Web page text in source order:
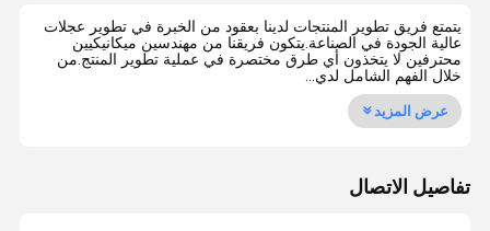
يتمتع فريق تطوير المنتجات لدينا بعقود من الخبرة في تطوير عجلات
عالية الجودة في الصناعة.يتكون فريقنا من مهندسين ميكانيكيين
محترفين لا يتخذون أي طرق مختصرة في عملية تطوير المنتج.من
خلال الفهم الشامل لدي...
عرض المزيد
تفاصيل الاتصال